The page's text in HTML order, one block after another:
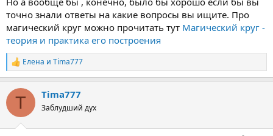
точно знали ответы на какие вопросы вы ищите. Про
магический круг можно прочитать тут Магический круг -
теория и практика его построения
Р
е
к
и
Елена и Tima777
T Tima777
Заблудший дух